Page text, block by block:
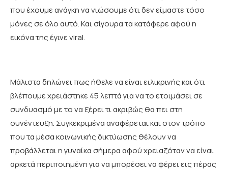
που έχουμε ανάγκη να νιώσουμε ότι δεν είμαστε τόσο
μόνες σε όλο αυτό. Και σίγουρα τα κατάφερε αφού η
εικόνα της έγινε viral.
Μάλιστα δηλώνει πως ήθελε να είναι ειλικρινής και ότι
βλέπουμε χρειάστηκε 45 λεπτά για να το ετοιμάσει σε
συνδυασμό με το να ξέρει τι ακριβώς θα πει στη
συνέντευξη. Συγκεκριμένα αναφέρεται και στον τρόπο
που τα μέσα κοινωνικής δικτύωσης θέλουν να
προβάλλεται η γυναίκα σήμερα αφού χρειαζόταν να είναι
αρκετά περιποιημένη για να μπορέσει να φέρει εις πέρας